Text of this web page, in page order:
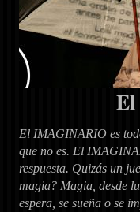
El IMAGINARIO es
que no es. El
respuesta. Quizás un
magia? Magia, desde
espera, se sueña o se